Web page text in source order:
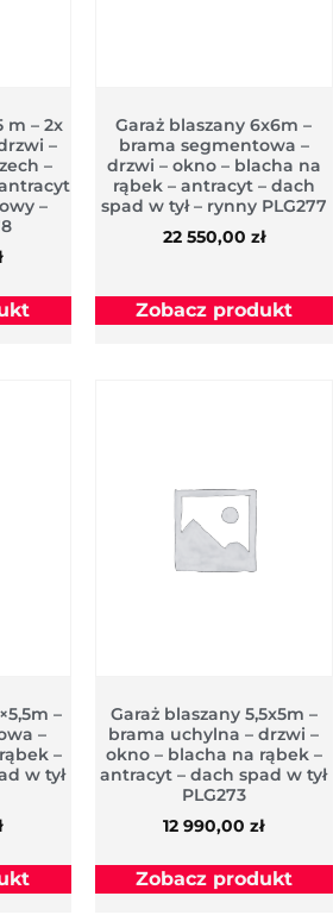
m – 2x
–
–
–
Garaż blaszany 6x6m –
brama segmentowa –
drzwi – okno – blacha na
rąbek – antracyt – dach
spad w tył – rynny PLG277
22 550,00 zł
Zobacz produkt
–
–
–
w tył
Garaż blaszany 5,5x5m –
brama uchylna – drzwi –
okno – blacha na rąbek –
antracyt – dach spad w tył
PLG273
12 990,00zł
Zobacz produkt